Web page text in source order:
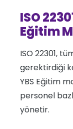
ISO
Eğitim
ISO 22301,
gerektirdiği
YBS Eğitim
personel
yönetir.